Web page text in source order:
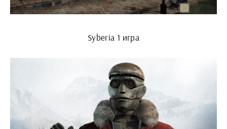
Syberia 1 игра